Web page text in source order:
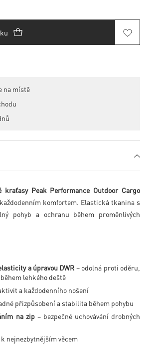
na místě
kraťasy Peak Performance Outdoor Cargo
komfortem. Elastická tkanina s
pohyb a ochranu během proměnlivých
a úpravou DWR – odolná proti oděru,
lehkého deště
a každodenního nošení
přizpůsobení a stabilita během pohybu
na zip– bezpečné uchovávání drobných
nejnezbytnějším věcem